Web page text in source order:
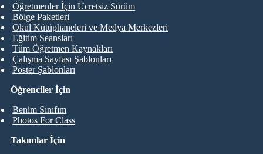
Öğrenciler İçin
Benim Sınıfım
Photos For Class
Öğretmenler İçin Ücretsiz Sürüm
Bölge Paketleri
Okul Kütüphaneleri ve Medya Merkezleri
Eğitim Seansları
Tüm Öğretmen Kaynakları
Çalışma Sayfası Şablonları
Poster Şablonları
Takımlar İçin